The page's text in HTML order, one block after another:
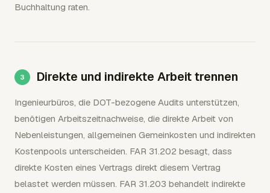
Buchhaltung raten.
Direkte und indirekte Arbeit trennen
Ingenieurbüros, die DOT-bezogene Audits unterstützen,
benötigen Arbeitszeitnachweise, die direkte Arbeit von
Nebenleistungen, allgemeinen Gemeinkosten und indirekten
Kostenpools unterscheiden. FAR 31.202 besagt, dass
direkte Kosten eines Vertrags direkt diesem Vertrag
belastet werden müssen. FAR 31.203 behandelt indirekte